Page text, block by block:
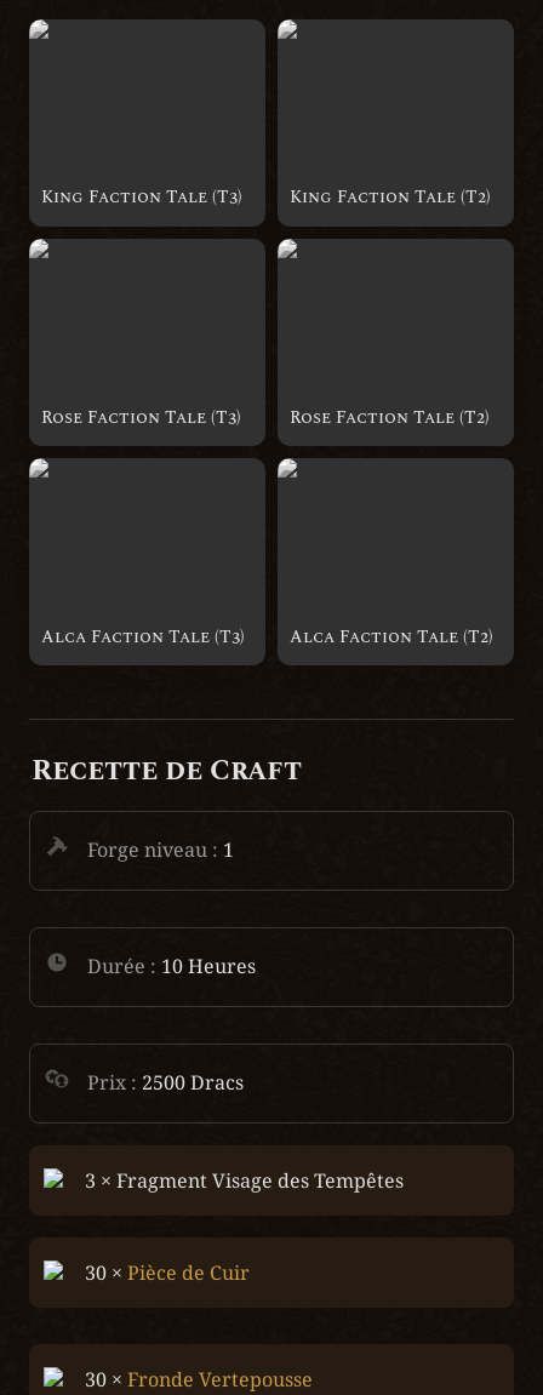
King Faction Tale (T3) King Faction Tale (T2)
Rose Faction Tale (T3) Rose Faction Tale (T2)
Alca Faction Tale (T3) Alca Faction Tale (T2)
Recette de Craft
Forge niveau : 1
Durée : 10 Heures
Prix : 2500 Dracs
3 × Fragment Visage des Tempêtes
30 × Pièce de Cuir
30 × Fronde Vertepousse